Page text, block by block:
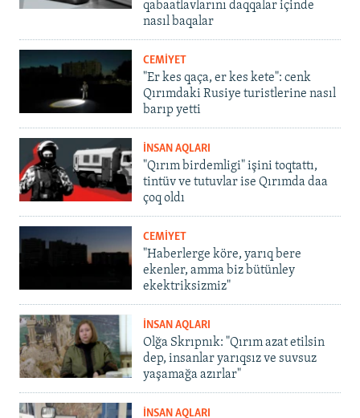
qabaatlavlarını daqqalar içinde
nasıl baqalar
CEMİYET
"Er kes qaça, er kes kete": cenk
Qırımdaki Rusiye turistlerine nasıl
barıp yetti
İNSAN AQLARI
"Qırım birdemligi" işini toqtattı,
tintüv ve tutuvlar ise Qırımda daa
çoq oldı
CEMİYET
"Haberlerge köre, yarıq bere
ekenler, amma biz bütünley
ekektriksizmiz"
İNSAN AQLARI
Olğa Skrıpnık: "Qırım azat etilsin
dep, insanlar yarıqsız ve suvsuz
yaşamağa azırlar"
İNSAN AQLARI